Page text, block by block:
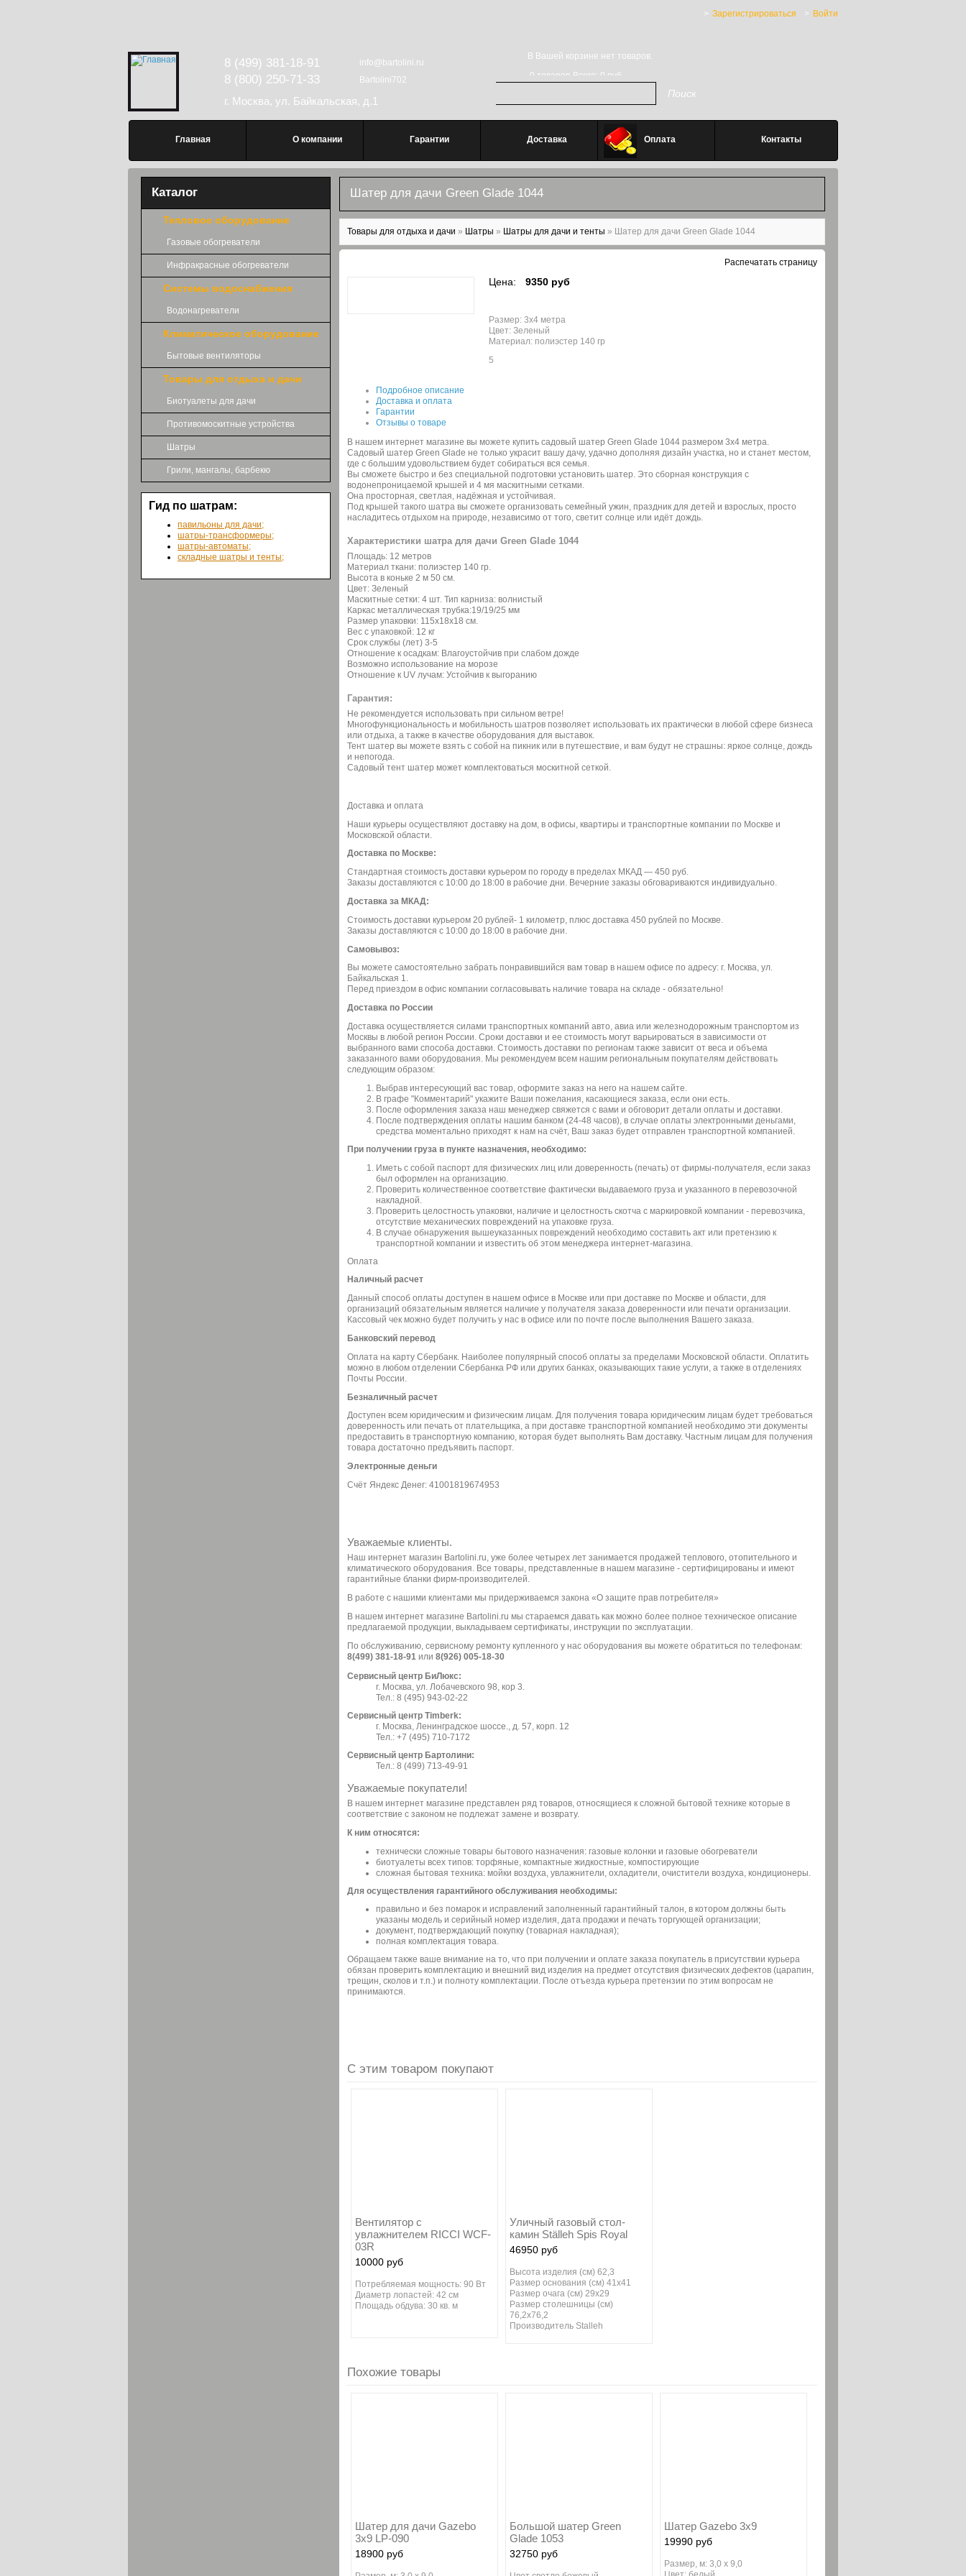
Зарегистрироваться
Войти
8 (499) 381-18-91
8 (800) 250-71-33
info@bartolini.ru
Bartolini702
г. Москва, ул. Байкальская, д.1
В Вашей корзине нет товаров.
0 товаров Всего: 0 руб
Главная О компании Гарантии Доставка Оплата Контакты
Каталог
Тепловое оборудование
Газовые обогреватели
Инфракрасные обогреватели
Системы водоснабжения
Водонагреватели
Климатическое оборудование
Бытовые вентиляторы
Товары для отдыха и дачи
Биотуалеты для дачи
Противомоскитные устройства
Шатры
Грили, мангалы, барбекю
Гид по шатрам:
павильоны для дачи;
шатры-трансформеры;
шатры-автоматы;
складные шатры и тенты;
Шатер для дачи Green Glade 1044
Вы здесь
Товары для отдыха и дачи » Шатры » Шатры для дачи и тенты » Шатер для дачи Green Glade 1044
Распечатать страницу
Цена: 9350 руб
Размер: 3х4 метра
Цвет: Зеленый
Материал: полиэстер 140 гр
5
Подробное описание
Доставка и оплата
Гарантии
Отзывы о товаре
В нашем интернет магазине вы можете купить садовый шатер Green Glade 1044 размером 3х4 метра.
Садовый шатер Green Glade не только украсит вашу дачу, удачно дополняя дизайн участка, но и станет местом,
где с большим удовольствием будет собираться вся семья.
Вы сможете быстро и без специальной подготовки установить шатер. Это сборная конструкция с
водонепроницаемой крышей и 4 мя маскитными сетками.
Она просторная, светлая, надёжная и устойчивая.
Под крышей такого шатра вы сможете организовать семейный ужин, праздник для детей и взрослых, просто
насладитесь отдыхом на природе, независимо от того, светит солнце или идёт дождь.
Характеристики шатра для дачи Green Glade 1044
Площадь: 12 метров
Материал ткани: полиэстер 140 гр.
Высота в коньке 2 м 50 см.
Цвет: Зеленый
Маскитные сетки: 4 шт. Тип карниза: волнистый
Каркас металлическая трубка:19/19/25 мм
Размер упаковки: 115х18х18 см.
Вес с упаковкой: 12 кг
Срок службы (лет) 3-5
Отношение к осадкам: Влагоустойчив при слабом дожде
Возможно использование на морозе
Отношение к UV лучам: Устойчив к выгоранию
Гарантия:
Не рекомендуется использовать при сильном ветре!
Многофункциональность и мобильность шатров позволяет использовать их практически в любой сфере бизнеса
или отдыха, а также в качестве оборудования для выставок.
Тент шатер вы можете взять с собой на пикник или в путешествие, и вам будут не страшны: яркое солнце, дождь
и непогода.
Садовый тент шатер может комплектоваться москитной сеткой.
Доставка и оплата
Наши курьеры осуществляют доставку на дом, в офисы, квартиры и транспортные компании по Москве и
Московской области.
Доставка по Москве:
Стандартная стоимость доставки курьером по городу в пределах МКАД — 450 руб.
Заказы доставляются с 10:00 до 18:00 в рабочие дни. Вечерние заказы обговариваются индивидуально.
Доставка за МКАД:
Стоимость доставки курьером 20 рублей- 1 километр, плюс доставка 450 рублей по Москве.
Заказы доставляются с 10:00 до 18:00 в рабочие дни.
Самовывоз:
Вы можете самостоятельно забрать понравившийся вам товар в нашем офисе по адресу: г. Москва, ул.
Байкальская 1.
Перед приездом в офис компании согласовывать наличие товара на складе - обязательно!
Доставка по России
Доставка осуществляется силами транспортных компаний авто, авиа или железнодорожным транспортом из
Москвы в любой регион России. Сроки доставки и ее стоимость могут варьироваться в зависимости от
выбранного вами способа доставки. Стоимость доставки по регионам также зависит от веса и объема
заказанного вами оборудования. Мы рекомендуем всем нашим региональным покупателям действовать
следующим образом:
Выбрав интересующий вас товар, оформите заказ на него на нашем сайте.
В графе "Комментарий" укажите Ваши пожелания, касающиеся заказа, если они есть.
После оформления заказа наш менеджер свяжется с вами и обговорит детали оплаты и доставки.
После подтверждения оплаты нашим банком (24-48 часов), в случае оплаты электронными деньгами,
средства моментально приходят к нам на счёт, Ваш заказ будет отправлен транспортной компанией.
При получении груза в пункте назначения, необходимо:
Иметь с собой паспорт для физических лиц или доверенность (печать) от фирмы-получателя, если заказ
был оформлен на организацию.
Проверить количественное соответствие фактически выдаваемого груза и указанного в перевозочной
накладной.
Проверить целостность упаковки, наличие и целостность скотча с маркировкой компании - перевозчика,
отсутствие механических повреждений на упаковке груза.
В случае обнаружения вышеуказанных повреждений необходимо составить акт или претензию к
транспортной компании и известить об этом менеджера интернет-магазина.
Оплата
Наличный расчет
Данный способ оплаты доступен в нашем офисе в Москве или при доставке по Москве и области, для
организаций обязательным является наличие у получателя заказа доверенности или печати организации.
Кассовый чек можно будет получить у нас в офисе или по почте после выполнения Вашего заказа.
Банковский перевод
Оплата на карту Сбербанк. Наиболее популярный способ оплаты за пределами Московской области. Оплатить
можно в любом отделении Сбербанка РФ или других банках, оказывающих такие услуги, а также в отделениях
Почты России.
Безналичный расчет
Доступен всем юридическим и физическим лицам. Для получения товара юридическим лицам будет требоваться
доверенность или печать от плательщика, а при доставке транспортной компанией необходимо эти документы
предоставить в транспортную компанию, которая будет выполнять Вам доставку. Частным лицам для получения
товара достаточно предъявить паспорт.
Электронные деньги
Счёт Яндекс Денег: 41001819674953
Уважаемые клиенты.
Наш интернет магазин Bartolini.ru, уже более четырех лет занимается продажей теплового, отопительного и
климатического оборудования. Все товары, представленные в нашем магазине - сертифицированы и имеют
гарантийные бланки фирм-производителей.
В работе с нашими клиентами мы придерживаемся закона «О защите прав потребителя»
В нашем интернет магазине Bartolini.ru мы стараемся давать как можно более полное техническое описание
предлагаемой продукции, выкладываем сертификаты, инструкции по эксплуатации.
По обслуживанию, сервисному ремонту купленного у нас оборудования вы можете обратиться по телефонам:
8(499) 381-18-91 или 8(926) 005-18-30
Сервисный центр БиЛюкс:
г. Москва, ул. Лобачевского 98, кор 3.
Тел.: 8 (495) 943-02-22
Сервисный центр Timberk:
г. Москва, Ленинградское шоссе., д. 57, корп. 12
Тел.: +7 (495) 710-7172
Сервисный центр Бартолини:
Тел.: 8 (499) 713-49-91
Уважаемые покупатели!
В нашем интернет магазине представлен ряд товаров, относящиеся к сложной бытовой технике которые в
соответствие с законом не подлежат замене и возврату.
К ним относятся:
технически сложные товары бытового назначения: газовые колонки и газовые обогреватели
биотуалеты всех типов: торфяные, компактные жидкостные, компостирующие
сложная бытовая техника: мойки воздуха, увлажнители, охладители, очистители воздуха, кондиционеры.
Для осуществления гарантийного обслуживания необходимы:
правильно и без помарок и исправлений заполненный гарантийный талон, в котором должны быть
указаны модель и серийный номер изделия, дата продажи и печать торгующей организации;
документ, подтверждающий покупку (товарная накладная);
полная комплектация товара.
Обращаем также ваше внимание на то, что при получении и оплате заказа покупатель в присутствии курьера
обязан проверить комплектацию и внешний вид изделия на предмет отсутствия физических дефектов (царапин,
трещин, сколов и т.п.) и полноту комплектации. После отъезда курьера претензии по этим вопросам не
принимаются.
С этим товаром покупают
Вентилятор с
увлажнителем RICCI WCF-
03R
10000 руб
Потребляемая мощность: 90 Вт
Диаметр лопастей: 42 см
Площадь обдува: 30 кв. м
Уличный газовый стол-
камин Ställeh Spis Royal
46950 руб
Высота изделия (см) 62,3
Размер основания (см) 41х41
Размер очага (см) 29х29
Размер столешницы (см)
76,2х76,2
Производитель Stalleh
Похожие товары
Шатер для дачи Gazebo
3х9 LP-090
18900 руб
Большой шатер Green
Glade 1053
32750 руб
Шатер Gazebo 3х9
19990 руб
Размер, м: 3,0 х 9,0